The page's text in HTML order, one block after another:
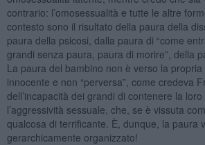
contrario: l’omosessualità e tutte le altre
contesto sono il risultato della paura della
paura della psicosi, dalla paura di “come
grandi senza paura, paura di morire”, della
La paura del bambino non è verso la
innocente e non “perversa”, come credeva
dell’incapacità dei grandi di contenere la
l’aggressività sessuale, che, se è vissuta
qualcosa di terrificante. È, dunque, la paura
gerarchicamente organizzato!